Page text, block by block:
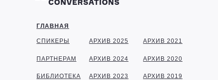
ГЛАВНАЯ
СПИКЕРЫ
ПАРТНЕРАМ
БИБЛИОТЕКА
АРХИВ 2025
АРХИВ 2024
АРХИВ 2023
АРХИВ 2021
АРХИВ 2020
АРХИВ 2019